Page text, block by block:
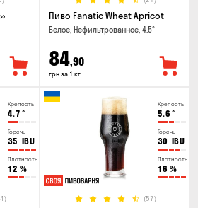
Пиво Fanatic Wheat Apricot
Белое, Нефильтрованное, 4.5°
84,90
грн за 1 кг
Крепость
4.7 °
Горечь
35 IBU
Плотность
12 %
Крепость
5.6 °
Горечь
30 IBU
Плотность
16 %
(57)